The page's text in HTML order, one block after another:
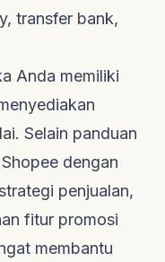
transfer bank,
Anda memiliki
Selain panduan
dengan
penjualan,
fitur promosi
membantu